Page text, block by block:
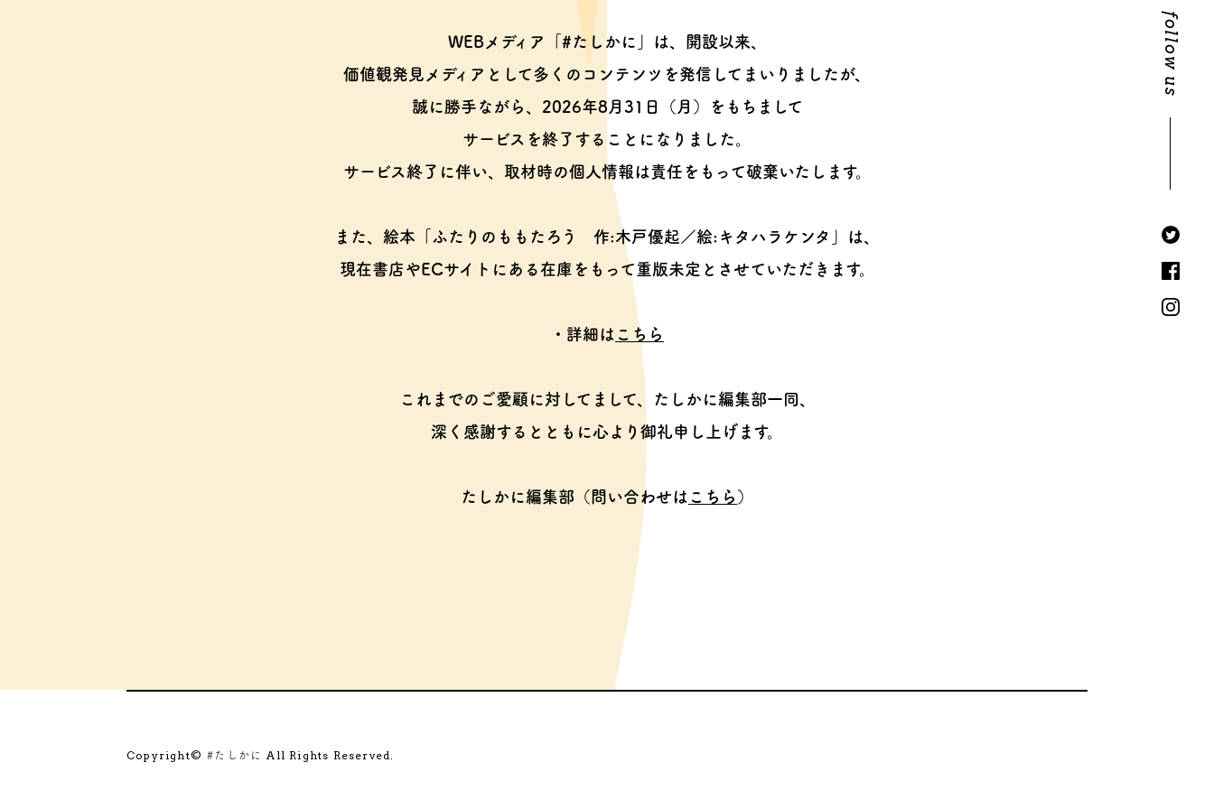
follow us
WEBメディア「#たしかに」は、開設以来、
価値観発見メディアとして多くのコンテンツを発信してまいりましたが、
誠に勝手ながら、2026年8月31日（月）をもちまして
サービスを終了することになりました。
サービス終了に伴い、取材時の個人情報は責任をもって破棄いたします。
また、絵本「ふたりのももたろう 作:木戸優起／絵:キタハラケンタ」は、
現在書店やECサイトにある在庫をもって重版未定とさせていただきます。
・詳細は こちら
これまでのご愛顧に対してまして、
たしかに編集部一同、
深く感謝するとともに心より御礼申し上げます。
たしかに編集部（問い合わせは こちら ）
Copyright© #たしかに All Rights Reserved.